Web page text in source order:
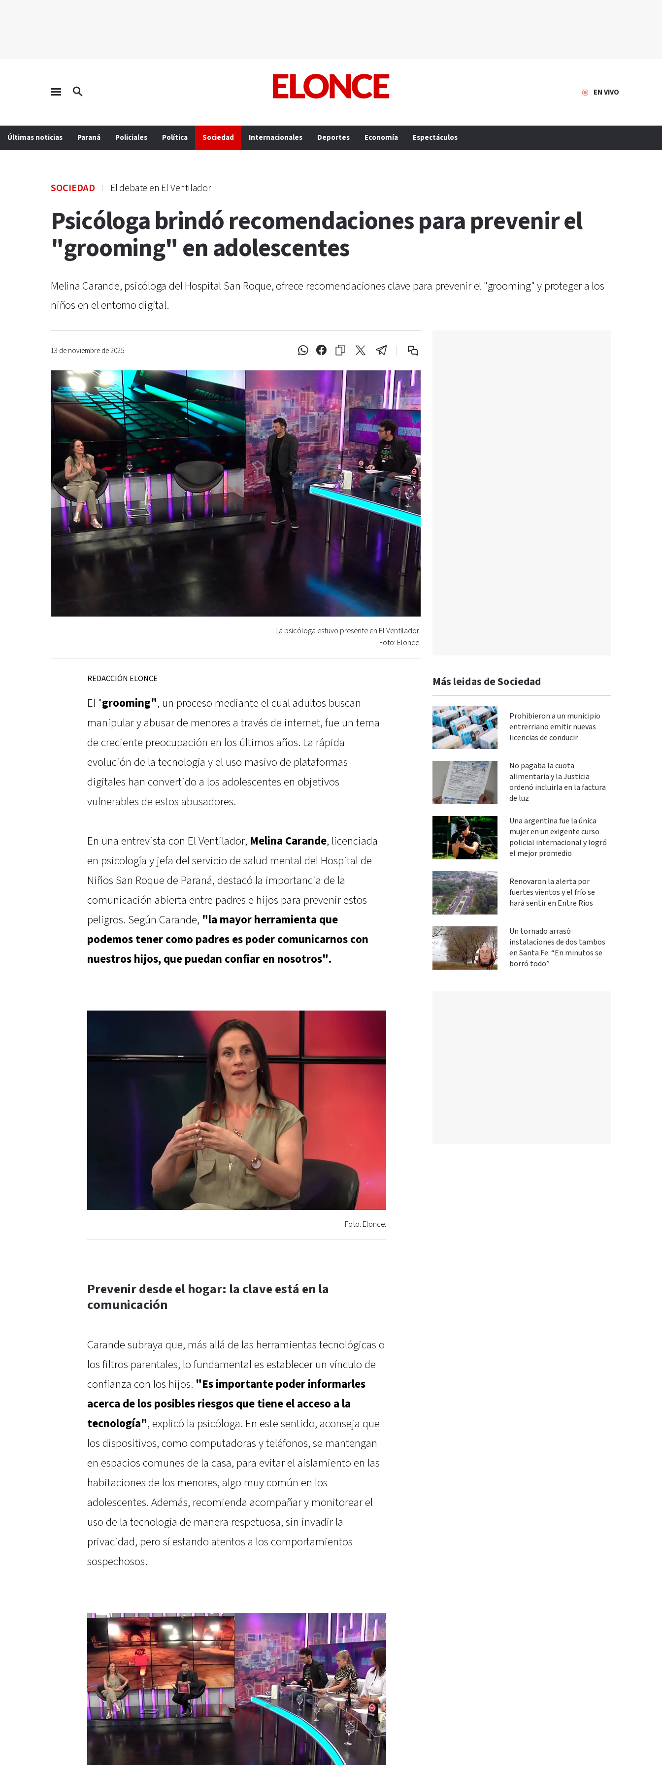
EN VIVO
Últimas noticias Paraná Policiales Política Sociedad Internacionales Deportes Economía Espectáculos
SOCIEDAD El debate en El Ventilador
Psicóloga brindó recomendaciones para prevenir el
"grooming" en adolescentes
Melina Carande, psicóloga del Hospital San Roque, ofrece recomendaciones clave para prevenir el "grooming" y proteger a los
niños en el entorno digital.
13 de noviembre de 2025
La psicóloga estuvo presente en El Ventilador.
Foto: Elonce.
REDACCIÓN ELONCE
El "grooming", un proceso mediante el cual adultos buscan
manipular y abusar de menores a través de internet, fue un tema
de creciente preocupación en los últimos años. La rápida
evolución de la tecnología y el uso masivo de plataformas
digitales han convertido a los adolescentes en objetivos
vulnerables de estos abusadores.
En una entrevista con El Ventilador, Melina Carande, licenciada
en psicología y jefa del servicio de salud mental del Hospital de
Niños San Roque de Paraná, destacó la importancia de la
comunicación abierta entre padres e hijos para prevenir estos
peligros. Según Carande, "la mayor herramienta que
podemos tener como padres es poder comunicarnos con
nuestros hijos, que puedan confiar en nosotros".
Foto: Elonce.
Prevenir desde el hogar: la clave está en la
comunicación
Carande subraya que, más allá de las herramientas tecnológicas o
los filtros parentales, lo fundamental es establecer un vínculo de
confianza con los hijos. "Es importante poder informarles
acerca de los posibles riesgos que tiene el acceso a la
tecnología", explicó la psicóloga. En este sentido, aconseja que
los dispositivos, como computadoras y teléfonos, se mantengan
en espacios comunes de la casa, para evitar el aislamiento en las
habitaciones de los menores, algo muy común en los
adolescentes. Además, recomienda acompañar y monitorear el
uso de la tecnología de manera respetuosa, sin invadir la
privacidad, pero sí estando atentos a los comportamientos
sospechosos.
Más leidas de Sociedad
Prohibieron a un municipio
entrerriano emitir nuevas
licencias de conducir
No pagaba la cuota
alimentaria y la Justicia
ordenó incluirla en la factura
de luz
Una argentina fue la única
mujer en un exigente curso
policial internacional y logró
el mejor promedio
Renovaron la alerta por
fuertes vientos y el frío se
hará sentir en Entre Ríos
Un tornado arrasó
instalaciones de dos tambos
en Santa Fe: “En minutos se
borró todo”